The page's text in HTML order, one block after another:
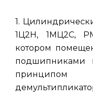
1.
1Ц2Н, 1МЦ2С,
котором
подшипниками